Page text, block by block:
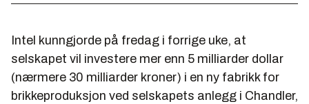
Intel kunngjorde på fredag i forrige uke, at
selskapet vil investere mer enn 5 milliarder dollar
(nærmere 30 milliarder kroner) i en ny fabrikk for
brikkeproduksjon ved selskapets anlegg i Chandler,